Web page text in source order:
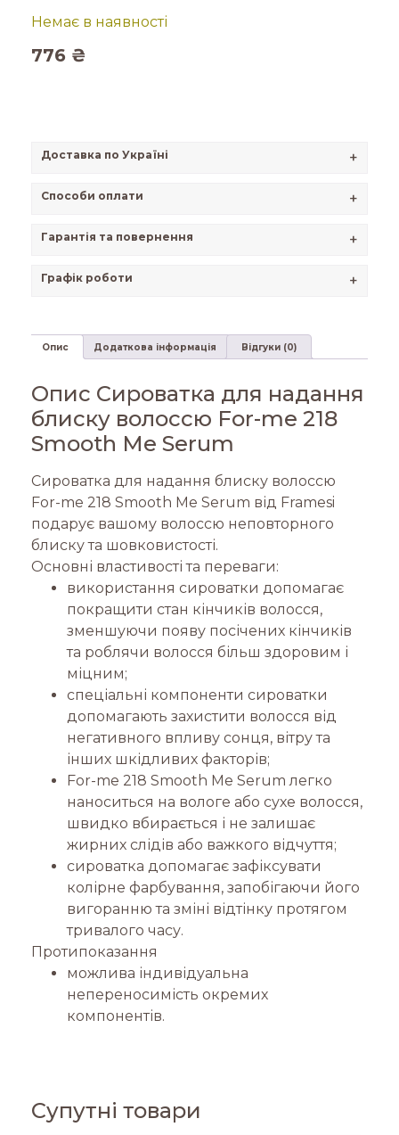
776 ₴
Немає в наявності
Доставка по Україні +
Способи оплати +
Гарантія та повернення +
Графік роботи +
Опис Додаткова інформація Відгуки (0)
Опис Сироватка для надання
блиску волоссю For-me 218
Smooth Me Serum
Сироватка для надання блиску волоссю
For-me 218 Smooth Me Serum від Framesi
подарує вашому волоссю неповторного
блиску та шовковистості.
Основні властивості та переваги:
використання сироватки допомагає
покращити стан кінчиків волосся,
зменшуючи появу посічених кінчиків
та роблячи волосся більш здоровим і
міцним;
спеціальні компоненти сироватки
допомагають захистити волосся від
негативного впливу сонця, вітру та
інших шкідливих факторів;
For-me 218 Smooth Me Serum легко
наноситься на вологе або сухе волосся,
швидко вбирається і не залишає
жирних слідів або важкого відчуття;
сироватка допомагає зафіксувати
колірне фарбування, запобігаючи його
вигоранню та зміні відтінку протягом
тривалого часу.
Протипоказання
можлива індивідуальна
непереносимість окремих
компонентів.
Супутні товари